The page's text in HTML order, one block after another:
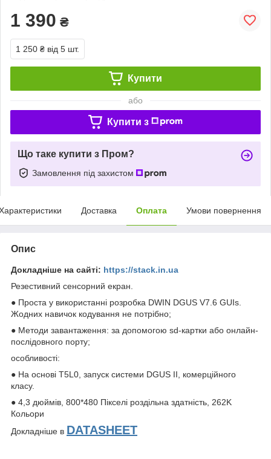
1 390 ₴
1 250 ₴ від 5 шт.
Купити
або
Купити з
Що таке купити з Пром?
Замовлення під захистом
Доставка Оплата Умови повернення
Опис
Докладніше на сайті: https://stack.in.ua
Резестивний сенсорний екран.
● Проста у використанні розробка DWIN DGUS V7.6 GUIs.
Жодних навичок кодування не потрібно;
● Методи завантаження: за допомогою sd-картки або онлайн-
послідовного порту;
особливості:
● На основі T5L0, запуск системи DGUS II, комерційного
класу.
● 4,3 дюймів, 800*480 Пікселі роздільна здатність, 262K
Кольори
Докладніше в DATASHEET